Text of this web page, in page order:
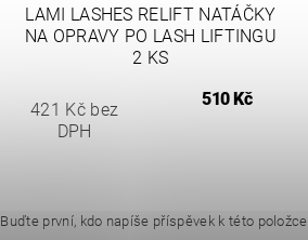
LAMI LASHES RELIFT NATÁČKY
NA OPRAVY PO LASH LIFTINGU
2 KS
421 Kč bez
DPH
510 Kč
Buďte první, kdo napíše příspěvek k této položce.